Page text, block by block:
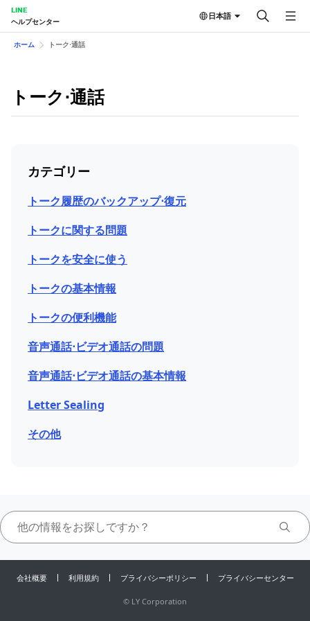
LINE
ヘルプセンター
日本語
ホーム トーク⋅通話
トーク⋅通話
カテゴリー
トーク履歴のバックアップ⋅復元
トークに関する問題
トークを安全に使う
トークの基本情報
トークの便 利機能
音声通話⋅ビデオ通話の問題
音声通話⋅ビデオ通話の基本情報
Letter Sealing
その他
会社概要 利用規約 プライバシーポリシー プライバシーセンター
© LY Corporation